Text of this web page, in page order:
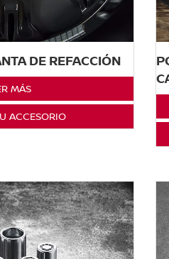
DE REFACCIÓN
MÁS
ACCESORIO